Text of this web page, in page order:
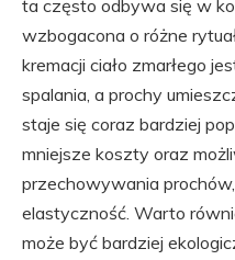
ta często odbywa się w
wzbogacona o różne
kremacji ciało zmarłego
spalania, a prochy
staje się coraz bardziej
mniejsze koszty oraz
przechowywania
elastyczność. Warto
może być bardziej